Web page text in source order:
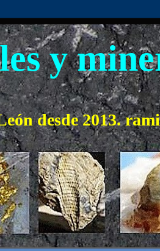
y
desde 2013.